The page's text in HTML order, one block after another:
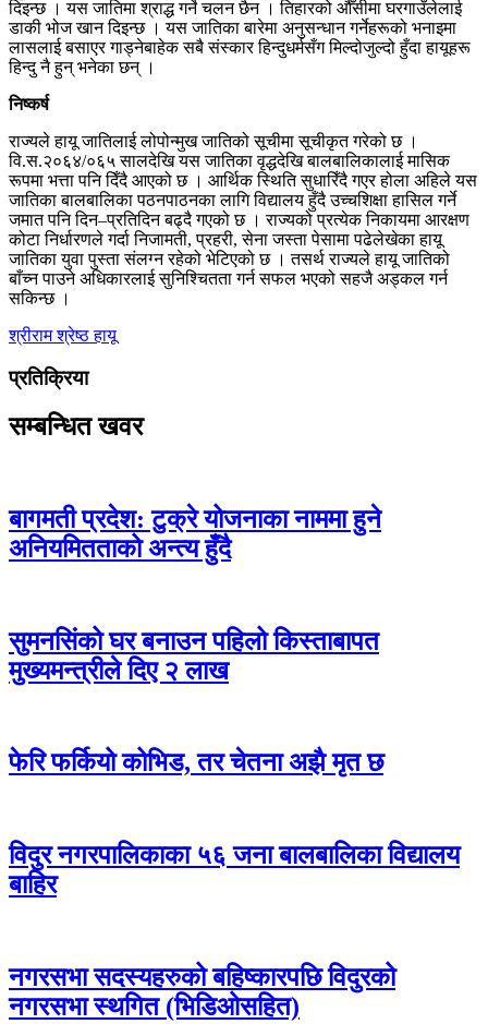
दिइन्छ । यस जातिमा श्राद्ध गर्ने चलन छैन । तिहारको औँसीमा घरगाउँलेलाई
डाकी भोज खान दिइन्छ । यस जातिका बारेमा अनुसन्धान गर्नेहरूको भनाइमा
लासलाई बसाएर गाड्नेबाहेक सबै संस्कार हिन्दुधर्मसँग मिल्दोजुल्दो हुँदा हायूहरू
हिन्दु नै हुन् भनेका छन् ।
निष्कर्ष
राज्यले हायू जातिलाई लोपोन्मुख जातिको सूचीमा सूचीकृत गरेको छ ।
वि.स.२०६४/०६५ सालदेखि यस जातिका वृद्धदेखि बालबालिकालाई मासिक
रूपमा भत्ता पनि दिँदै आएको छ । आर्थिक स्थिति सुधारिँदै गएर होला अहिले यस
जातिका बालबालिका पठनपाठनका लागि विद्यालय हुँदै उच्चशिक्षा हासिल गर्ने
जमात पनि दिन–प्रतिदिन बढ्दै गएको छ । राज्यको प्रत्येक निकायमा आरक्षण
कोटा निर्धारणले गर्दा निजामती, प्रहरी, सेना जस्ता पेसामा पढेलेखेका हायू
जातिका युवा पुस्ता संलग्न रहेको भेटिएको छ । तसर्थ राज्यले हायू जातिको
बाँच्न पाउने अधिकारलाई सुनिश्चितता गर्न सफल भएको सहजै अड्कल गर्न
सकिन्छ ।
श्रीराम श्रेष्ठहायू
प्रतिक्रिया
सम्बन्धित खवर
बागमती प्रदेश: टुक्रे योजनाका नाममा हुने
अनियमितताको अन्त्य हुँदै
सुमनसिंको घर बनाउन पहिलो किस्ताबापत
मुख्यमन्त्रीले दिए २ लाख
फेरि फर्कियो कोभिड, तर चेतना अझै मृत छ
विदुर नगरपालिकाका ५६ जना बालबालिका विद्यालय
बाहिर
नगरसभा सदस्यहरुको बहिष्कारपछि विदुरको
नगरसभा स्थगित (भिडिओसहित)